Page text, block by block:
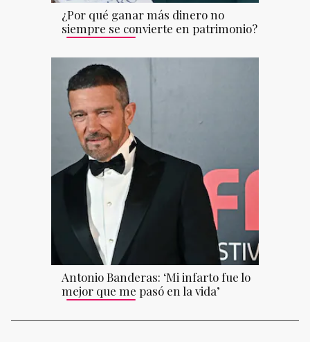
¿Por qué ganar más dinero no
siempre se convierte en patrimonio?
Antonio Banderas: ‘Mi infarto fue lo
mejor que me pasó en la vida’